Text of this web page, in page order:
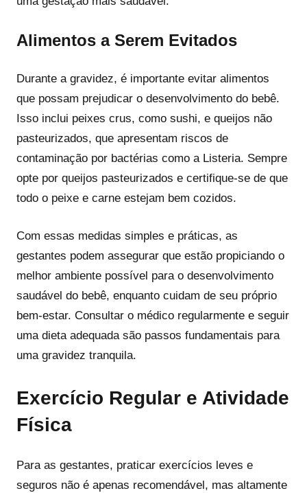
Alimentos a Serem Evitados
Durante a gravidez, é importante evitar alimentos
que possam prejudicar o desenvolvimento do bebê.
Isso inclui peixes crus, como sushi, e queijos não
pasteurizados, que apresentam riscos de
contaminação por bactérias como a Listeria. Sempre
opte por queijos pasteurizados e certifique-se de que
todo o peixe e carne estejam bem cozidos.
Com essas medidas simples e práticas, as
gestantes podem assegurar que estão propiciando o
melhor ambiente possível para o desenvolvimento
saudável do bebê, enquanto cuidam de seu próprio
bem-estar. Consultar o médico regularmente e seguir
uma dieta adequada são passos fundamentais para
uma gravidez tranquila.
Exercício Regular e Atividade
Física
Para as gestantes, praticar exercícios leves e
seguros não é apenas recomendável, mas altamente